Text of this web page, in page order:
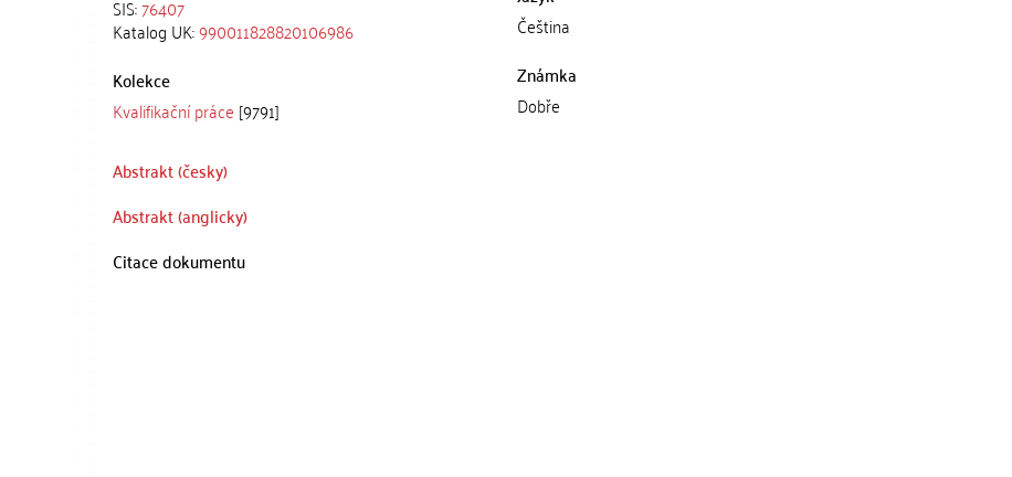
SIS:76407
Katalog UK:990011828820106986
Kolekce
Kvalifikační práce [9791]
Čeština
Známka
Dobře
Abstrakt (česky)
Abstrakt (anglicky)
Citace dokumentu